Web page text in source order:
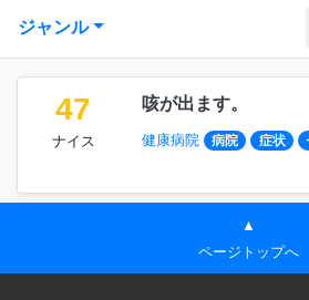
ジャンル
47
ナイス
咳が出ます。
健康病院 病院 症状
▲
ページトップへ